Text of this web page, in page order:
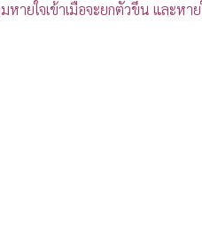
หายใจเข้าเมื่อจะยกตัวขึ้น และหา